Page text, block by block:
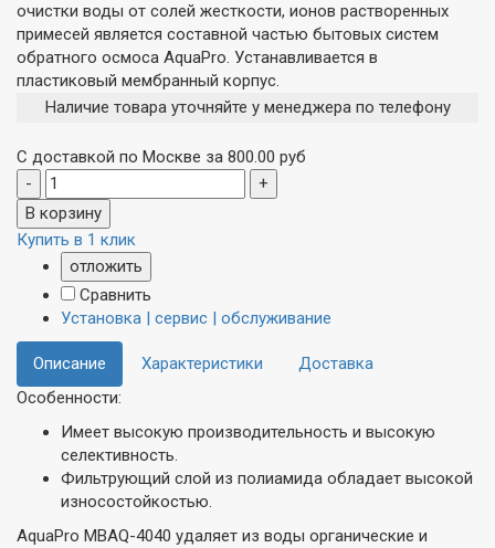
очистки воды от солей жесткости, ионов растворенных
примесей является составной частью бытовых систем
обратного осмоса AquaPro. Устанавливается в
пластиковый мембранный корпус.
Наличие товара уточняйте у менеджера по телефону
С доставкой по Москве за 800.00 руб
Купить в 1 клик
отложить
Сравнить
Установка | сервис | обслуживание
Описание Характеристики
Доставка
Особенности:
Имеет высокую производительность и высокую
селективность.
Фильтрующий слой из полиамида обладает высокой
износостойкостью.
AquaPro MBAQ-4040 удаляет из воды органические и